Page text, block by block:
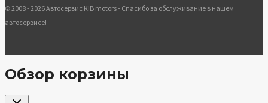
© 2008 - 2026 Автосервис KIB motors - Спасибо за обслуживание в нашем
автосервисе!
Обзор корзины